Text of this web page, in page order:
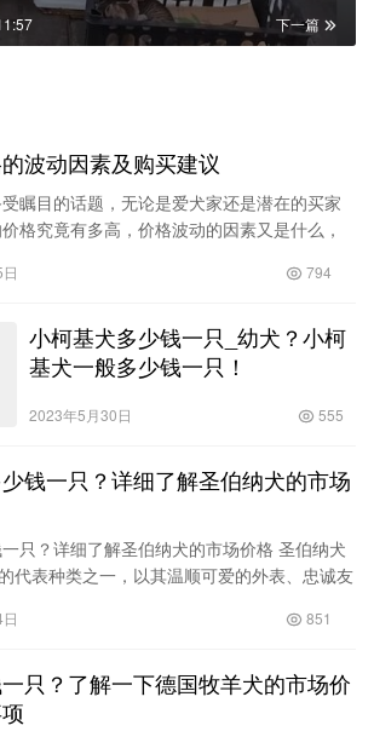
下一篇
波动因素及购买建议
瞩目的话题，无论是爱犬家还是潜在的买家
格究竟有多高，价格波动的因素又是什么，
794
小柯基犬多少钱一只_幼犬？小柯
基犬一般多少钱一只！
2023年5月30日 555
钱一只？详细了解圣伯纳犬的市场
只？详细了解圣伯纳犬的市场价格 圣伯纳犬
代表种类之一，以其温顺可爱的外表、忠诚友
851
只？了解一下德国牧羊犬的市场价